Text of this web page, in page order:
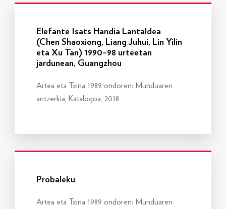
Elefante Isats Handia Lantaldea
(Chen Shaoxiong, Liang Juhui, Lin Yilin
eta Xu Tan) 1990–98 urteetan
jardunean, Guangzhou
Artea eta Txina 1989 ondoren: Munduaren
antzerkia, Katalogoa, 2018
Probaleku
Artea eta Txina 1989 ondoren: Munduaren